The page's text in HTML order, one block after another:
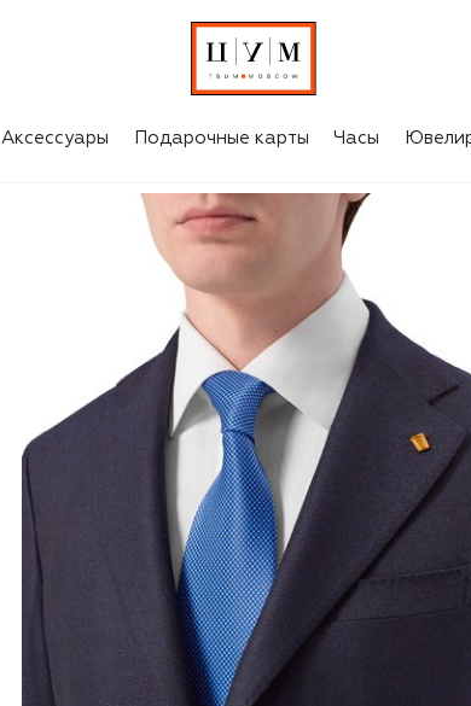
Аксессуары Подарочные карты Часы